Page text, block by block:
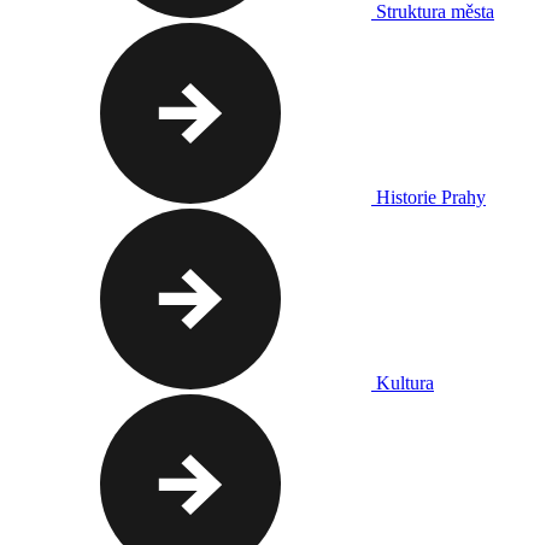
Struktura města
Historie Prahy
Kultura